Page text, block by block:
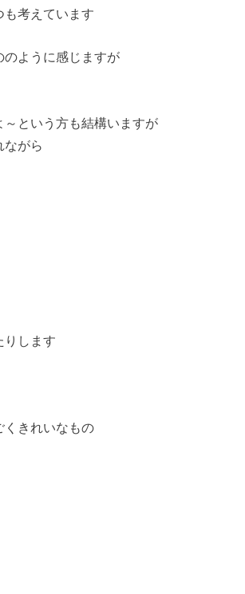
考えています
のように感じますが
という方も結構いますが
ながら
りします
くきれいなもの